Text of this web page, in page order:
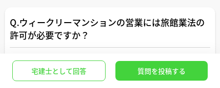
Q.ウィークリーマンションの営業には旅館業法の
許可が必要ですか？
不動産業界>不動産ビジネス・不動産系資格
旅館業法について教えてください。
宅建士として回答 質問を投稿する